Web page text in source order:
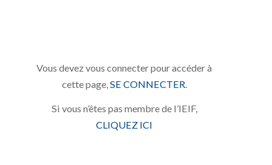
Vous devez vous connecter pour accéder à
cette page, SE CONNECTER
Si vous n’êtes pas membre de l’IEIF,
CLIQUEZ ICI